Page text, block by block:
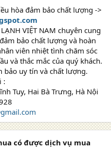
hòa đảm bảo chất lượng ->
VIỆT NAM chuyên cung
đảm bảo chất lượng và hoàn
viên nhiệt tình chăm sóc
và thắc mắc của quý khách.
bảo uy tín và chất lượng.
:
Tuy, Hai Bà Trưng, Hà Nội
có được dịch vụ mua